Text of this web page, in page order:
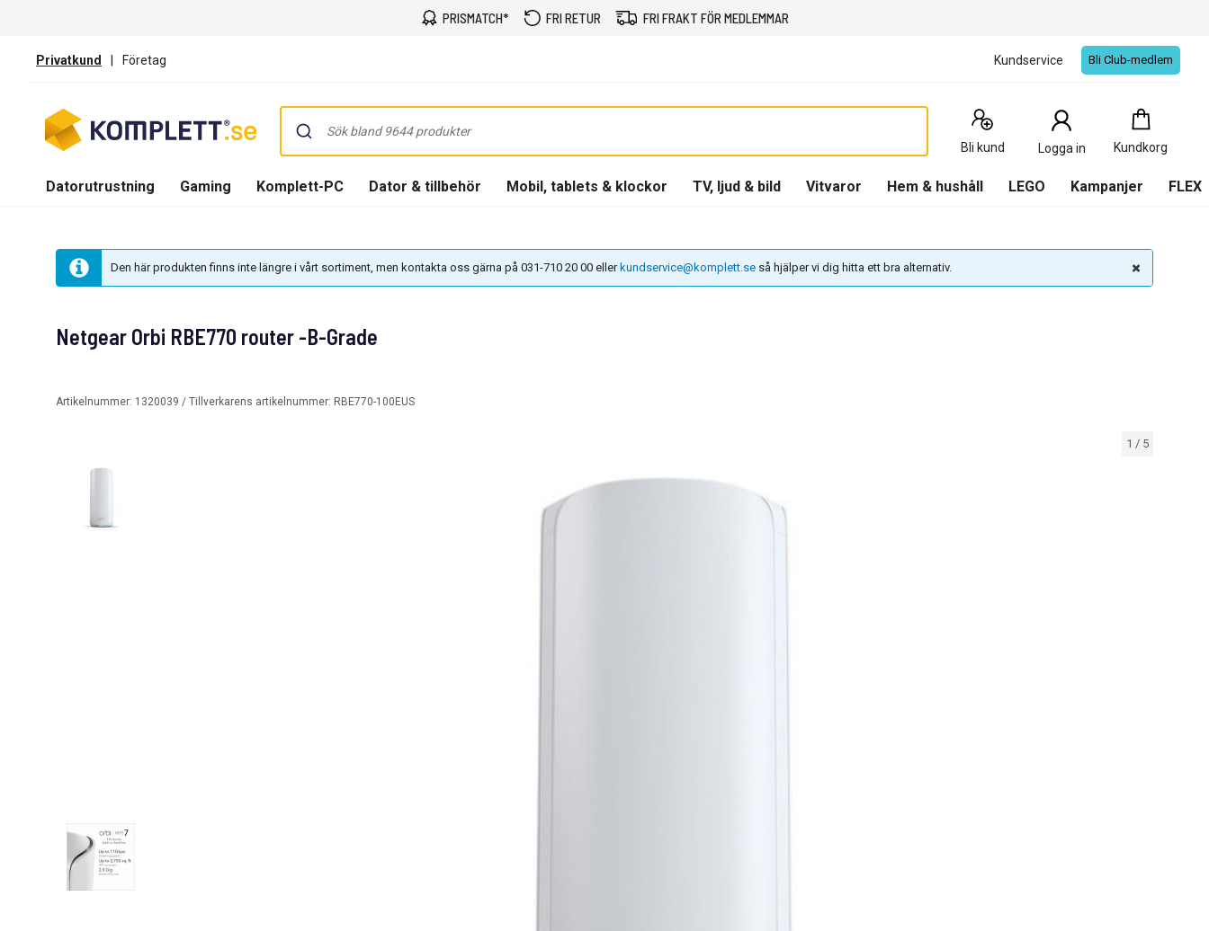
PRISMATCH* FRI RETUR FRI FRAKT FÖR MEDLEMMAR
Privatkund | Företag Kundservice Bli Club-medlem
Bli kund Logga in Kundkorg
Kundkorg
0
Produkter
Datorutrustning Gaming Komplett-PC Dator & tillbehör Mobil, tablets & klockor TV, ljud & bild Vitvaror Hem & hushåll LEGO Kampanjer FLEX
Den här produkten finns inte längre i vårt sortiment, men kontakta oss gärna på 031-710 20 00 eller kundservice@komplett.se så hjälper vi dig hitta ett bra alternativ.
1 / 5
Netgear Orbi RBE770 router -B-Grade
Artikelnummer: 1320039 / Tillverkarens artikelnummer: RBE770-100EUS